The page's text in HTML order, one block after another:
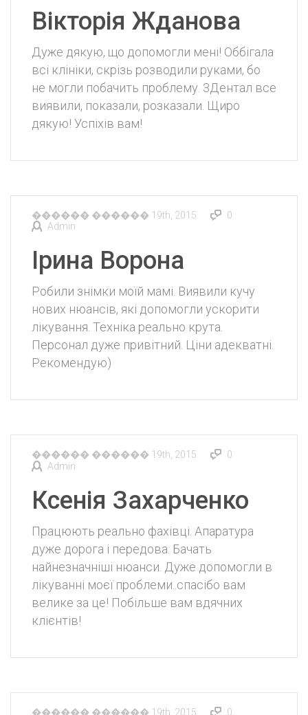
Вікторія Жданова
Дуже дякую, що допомогли мені! Оббігала
всі клініки, скрізь розводили руками, бо
не могли побачить проблему. 3Дентал все
виявили, показали, розказали. Щиро
дякую! Успіхів вам!
������ ������ 19th, 2015
0
Admin
Ірина Ворона
Робили знімки моїй мамі. Виявили кучу
нових нюансів, які допомогли ускорити
лікування. Техніка реально крута.
Персонал дуже привітний. Ціни адекватні.
Рекомендую)
������ ������ 19th, 2015
0
Admin
Ксенія Захарченко
Працюють реально фахівці. Апаратура
дуже дорога і передова. Бачать
найнезначніші нюанси. Дуже допомогли в
лікуванні моєї проблеми..спасібо вам
велике за це! Побільше вам вдячних
клієнтів!
������ ������ 19th, 2015 0